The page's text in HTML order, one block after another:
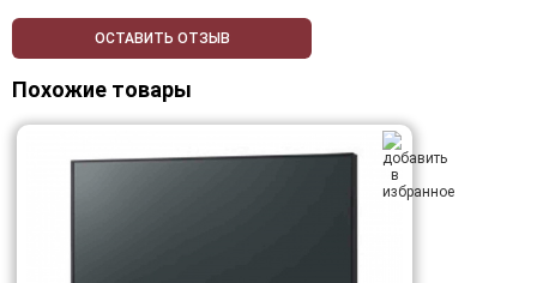
ОСТАВИТЬ ОТЗЫВ
Похожие товары